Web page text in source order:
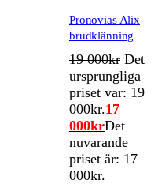
Pronovias Alix
brudklänning
19 000kr Det
ursprungliga
priset var: 19
000kr.17
000krDet
nuvarande
priset är: 17
000kr.